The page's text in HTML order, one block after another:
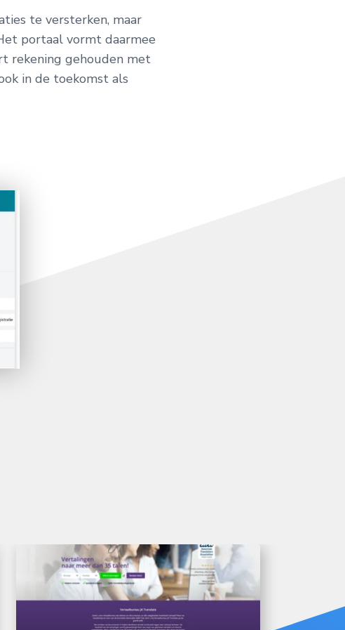
te versterken, maar
portaal vormt daarmee
rekening gehouden met
in de toekomst als